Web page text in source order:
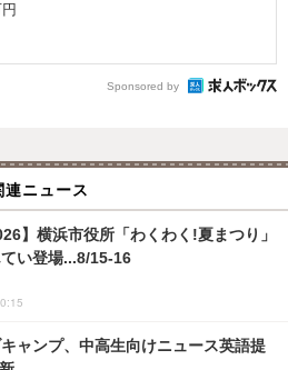
Sponsored by
連ニュース
】横浜市役所「わくわく!夏まつり」
い登場...8/15-16
ャンプ、中高生向けニュース英語提